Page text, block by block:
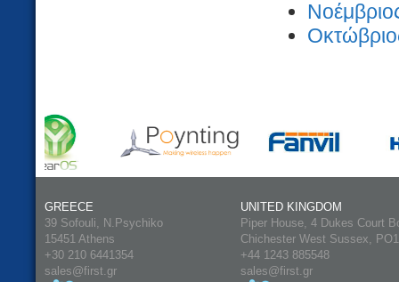
GREECE
39 Sofouli, N.Psychiko
15451 Athens
+30 210 6441354
sales@first.gr
UNITED KINGDOM
Piper House, 4 Dukes Court
Chichester West Sussex,
+44 1243 885548
sales@first.gr